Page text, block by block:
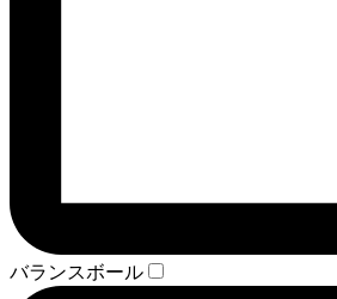
バランスボール